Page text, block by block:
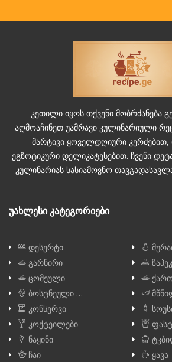
კეთილი იყოს თქვენი მობრძანება
აღმოაჩინეთ უამრავი კულინარიული
მარტივი ყოველდღიური
ეგზოტიკური დელიკატესებით. ჩვენი
კულინარიას სასიამოვნო
უახლესი კატეგორიები
დესერტი
გარნირი
ცომეული
ბოსტნეული …
კონსერვი
კოქტეილები
ნაყინი
ჩაი
ყავა